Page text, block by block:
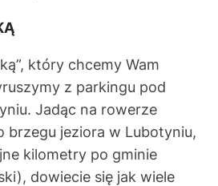
który chcemy Wam
z parkingu pod
Jadąc na rowerze
brzegu jeziora w Lubotyniu,
kilometry po gminie
dowiecie się jak wiele